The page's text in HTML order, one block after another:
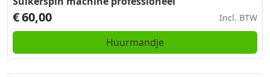
€60,00 Incl. BTW
Huurmandje